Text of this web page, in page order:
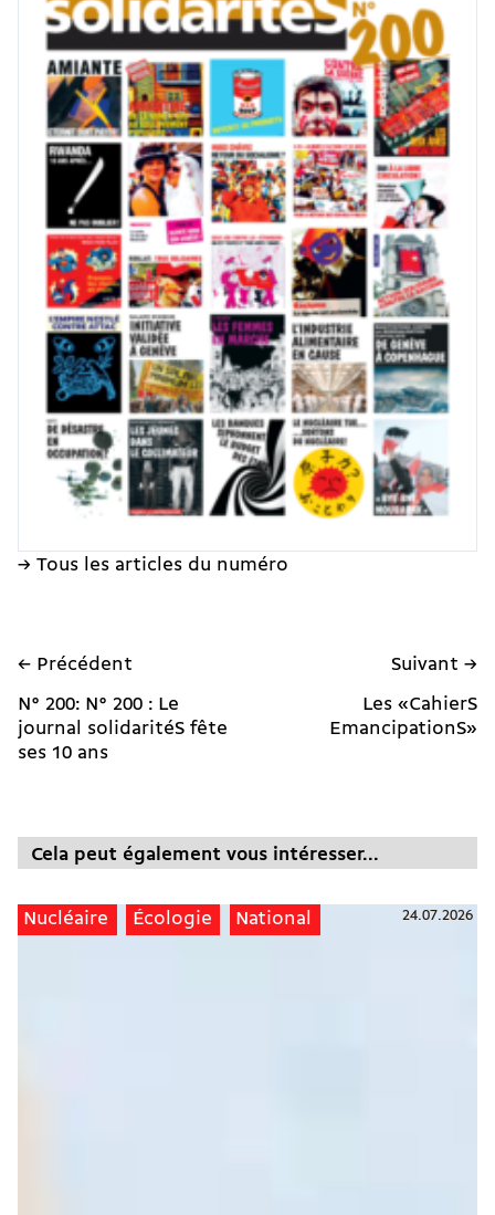
→ Tous les articles du numéro
← Précédent
N° 200: N° 200 : Le
journal solidaritéS fête
ses 10 ans
Suivant →
Les «CahierS
EmancipationS»
Cela peut également vous intéresser...
Nucléaire Écologie National 24.07.2026